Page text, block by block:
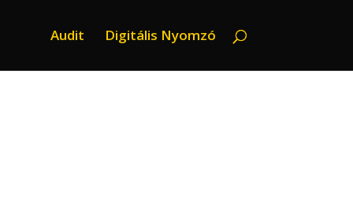
Audit Digitális Nyomzó